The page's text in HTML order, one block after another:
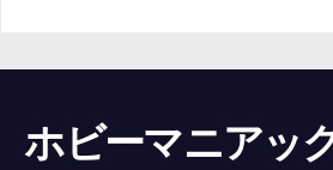
ホビーマニアッ